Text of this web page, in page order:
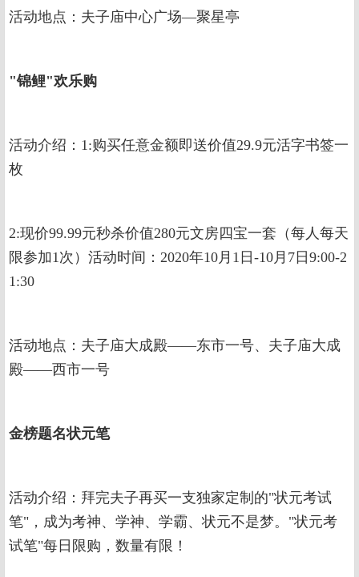
活动地点：夫子庙中心广场—聚星亭
"锦鲤"欢乐购
活动介绍：1:购买任意金额即送价值29.9元活字书签一
枚
2:现价99.99元秒杀价值280元文房四宝一套（每人每天
限参加1次）活动时间：2020年10月1日-10月7日9:00-2
1:30
活动地点：夫子庙大成殿——东市一号、夫子庙大成
殿——西市一号
金榜题名状元笔
活动介绍：拜完夫子再买一支独家定制的"状元考试
笔"，成为考神、学神、学霸、状元不是梦。"状元考
试笔"每日限购，数量有限！